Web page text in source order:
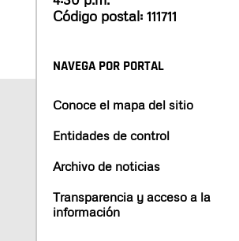
Código postal: 111711
NAVEGA POR PORTAL
Conoce el mapa del sitio
Entidades de control
Archivo de noticias
Transparencia y acceso a la
información